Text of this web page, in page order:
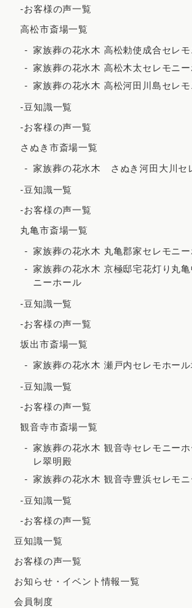
2022年4月
2022年3月
2022年2月
2021年12月
2021年11月
2021年10月
2021年5月
2021年4月
2021年3月
2021年2月
-お客様の声一覧
高松市斎場一覧
家族葬の花水木 高松勅使成合セレ
家族葬の花水木 高松木太セレモニ
家族葬の花水木 高松河田川島セレ
-豆知識一覧
-お客様の声一覧
さぬき市斎場一覧
家族葬の花水木 さぬき河田大川セ
-豆知識一覧
-お客様の声一覧
丸亀市斎場一覧
家族葬の花水木 丸亀郡家セレモニ
家族葬の花水木 京極邸宅花灯り丸
ニーホール
-豆知識一覧
-お客様の声一覧
坂出市斎場一覧
家族葬の花水木 瀬戸内セレモホール
-豆知識一覧
-お客様の声一覧
観音寺市斎場一覧
家族葬の花水木 観音寺セレモニー
レ翠明殿
家族葬の花水木 観音寺豊浜セレモ
-豆知識一覧
-お客様の声一覧
豆知識一覧
お客様の声一覧
お知らせ・イベント情報一覧
会員制度